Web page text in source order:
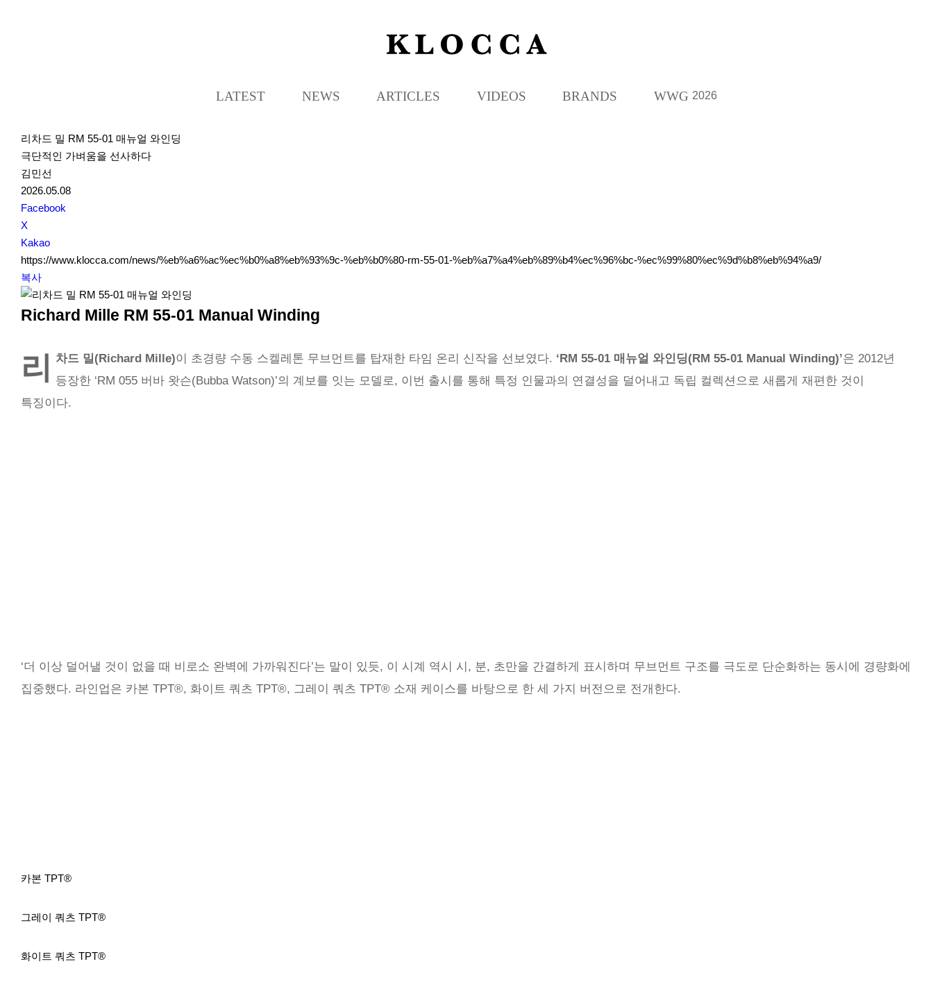
K
L
C
LATEST NEWS ARTICLES VIDEOS BRANDS WWG 2026
리차드 밀 RM 55-01 매뉴얼 와인딩
극단적인 가벼움을 선사하다
김민선
2026.05.08
S
N
S
S
h
a
r
Facebook
X
Kakao
https://www.klocca.com/news/%eb%a6%ac%ec%b0%a8%eb%93%9c-%eb%b0%80-rm-55-01-%eb%a7%a4%eb%89%b4%ec%96%bc-%ec%99%80%ec%9d%b8%eb%94%a9/
복사
Richard Mille RM 55-01 Manual Winding
리 차드 밀(Richard Mille)이 초경량 수동 스켈레톤 무브먼트를 탑재한 타임 온리 신작을 선보였다. ‘RM 55-01 매뉴얼 와인딩(RM 55-01 Manual Winding)’은 2012년
등장한 ‘RM 055 버바 왓슨(Bubba Watson)’의 계보를 잇는 모델로, 이번 출시를 통해 특정 인물과의 연결성을 덜어내고 독립 컬렉션으로 새롭게 재편한 것이
특징이다.
‘더 이상 덜어낼 것이 없을 때 비로소 완벽에 가까워진다’는 말이 있듯, 이 시계 역시 시, 분, 초만을 간결하게 표시하며 무브먼트 구조를 극도로 단순화하는 동시에 경량화에
집중했다. 라인업은 카본 TPT®, 화이트 쿼츠 TPT®, 그레이 쿼츠 TPT® 소재 케이스를 바탕으로 한 세 가지 버전으로 전개한다.
카본 TPT®
그레이 쿼츠 TPT®
화이트 쿼츠 TPT®